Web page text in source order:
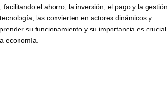
, facilitando el ahorro, la inversión, el pago y la
las convierten en actores dinámicos y
su funcionamiento y su importancia es crucial
economía.